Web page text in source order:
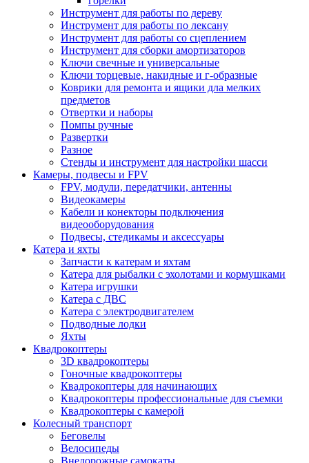
Инструмент для работы по дереву
Инструмент для работы по лексану
Инструмент для работы со сцеплением
Инструмент для сборки амортизаторов
Ключи свечные и универсальные
Ключи торцевые, накидные и г-образные
Коврики для ремонта и ящики дла мелких
предметов
Отвертки и наборы
Помпы ручные
Развертки
Разное
Стенды и инструмент для настройки шасси
Камеры, подвесы и FPV
FPV, модули, передатчики, антенны
Видеокамеры
Кабели и конекторы подключения
видеооборудования
Подвесы, стедикамы и аксессуары
Катера и яхты
Запчасти к катерам и яхтам
Катера для рыбалки с эхолотами и кормушками
Катера игрушки
Катера с ДВС
Катера с электродвигателем
Подводные лодки
Яхты
Квадрокоптеры
3D квадрокоптеры
Гоночные квадрокоптеры
Квадрокоптеры для начинающих
Квадрокоптеры профессиональные для съемки
Квадрокоптеры с камерой
Колесный транспорт
Беговелы
Велосипеды
Внедорожные самокаты